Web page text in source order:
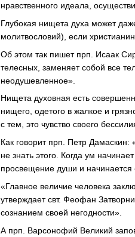
нравственного идеала,
Глубокая нищета духа может
молитвословий), если
Об этом так пишет прп. Исаак
телесных, заменяет собой все
неодушевленное».
Нищета духовная есть
нищего, одетого в жалкое и
с тем, это чувство своего
Как говорит прп. Петр
не знать этого. Когда ум
просвещение души и начинается
«Главное величие человека
утверждает свт. Феофан
сознанием своей негодности».
А прп. Варсонофий Великий